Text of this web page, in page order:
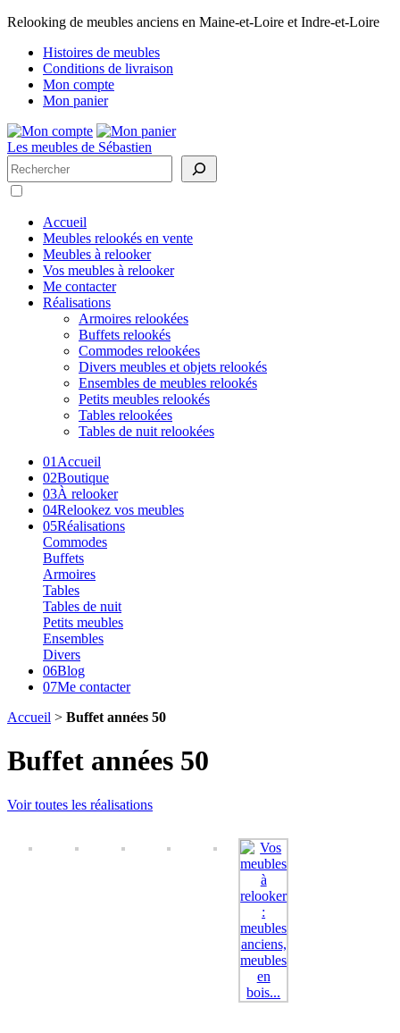
Relooking de meubles anciens en Maine-et-Loire et Indre-et-Loire
Histoires de meubles
Conditions de livraison
Mon compte
Mon panier
Les meubles de Sébastien
Rechercher
Accueil
Meubles relookés en vente
Meubles à relooker
Vos meubles à relooker
Me contacter
Réalisations
Armoires relookées
Buffets relookés
Commodes relookées
Divers meubles et objets relookés
Ensembles de meubles relookés
Petits meubles relookés
Tables relookées
Tables de nuit relookées
01 Accueil
02Boutique
03À relooker
04Relookez vos meubles
05Réalisations
Commodes
Buffets
Armoires
Tables
Tables de nuit
Petits meubles
Ensembles
Divers
06Blog
07Me contacter
Accueil > Buffet années 50
Buffet années 50
Voir toutes les réalisations